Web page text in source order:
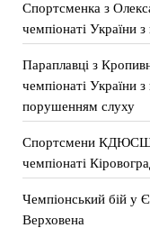
Спортсменка з
чемпіонаті України
Параплавці з
чемпіонаті України
порушенням слуху
Спортсмени КДЮСШ
чемпіонаті
Чемпіонський бій у
Верховена